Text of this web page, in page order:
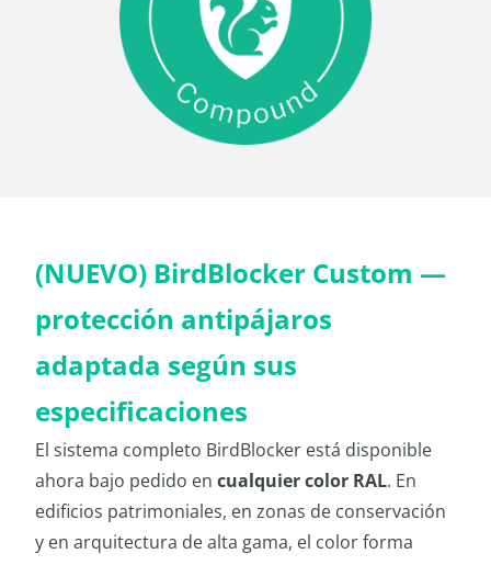
(NUEVO) BirdBlocker Custom —
protección antipájaros
adaptada según sus
especificaciones
El sistema completo BirdBlocker está disponible
ahora bajo pedido en cualquier color RAL. En
edificios patrimoniales, en zonas de conservación
y en arquitectura de alta gama, el color forma